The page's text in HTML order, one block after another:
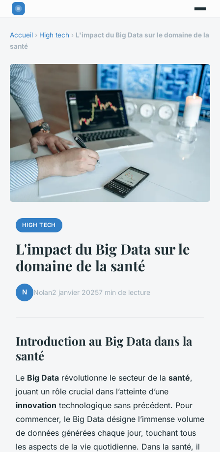
Accueil › High tech › L'impact du Big Data sur le domaine de la
santé
HIGH TECH
L'impact du Big Data sur le
domaine de la santé
N Nolan2 janvier 20257 min de lecture
Introduction au Big Data dans la
santé
Le Big Data révolutionne le secteur de la santé,
jouant un rôle crucial dans l’atteinte d’une
innovation technologique sans précédent. Pour
commencer, le Big Data désigne l’immense volume
de données générées chaque jour, touchant tous
les aspects de la vie quotidienne. Dans la santé, il